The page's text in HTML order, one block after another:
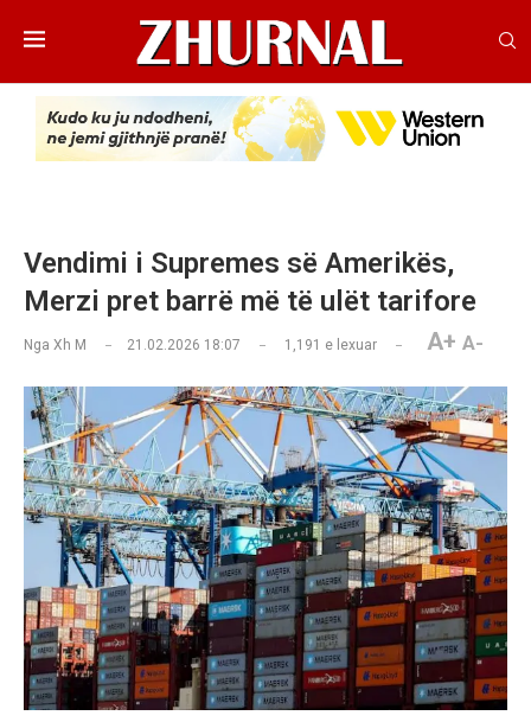
Vendimi i Supremes së Amerikës,
Merzi pret barrë më të ulët tarifore
Nga Xh M 21.02.2026 18:07 1,191 e lexuar A+ A-